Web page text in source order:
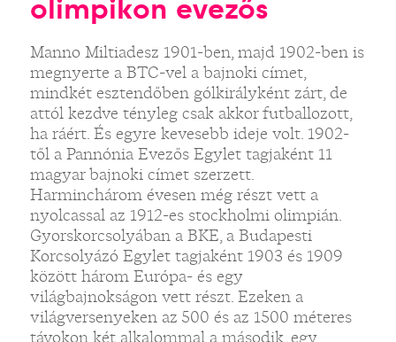
olimpikon evezős
Manno Miltiadesz 1901-ben, majd 1902-ben is
megnyerte a BTC-vel a bajnoki címet,
mindkét esztendőben gólkirályként zárt, de
attól kezdve tényleg csak akkor futballozott,
ha ráért. És egyre kevesebb ideje volt. 1902-
től a Pannónia Evezős Egylet tagjaként 11
magyar bajnoki címet szerzett.
Harminchárom évesen még részt vett a
nyolcassal az 1912-es stockholmi olimpián.
Gyorskorcsolyában a BKE, a Budapesti
Korcsolyázó Egylet tagjaként 1903 és 1909
között három Európa- és egy
világbajnokságon vett részt. Ezeken a
világversenyeken az 500 és az 1500 méteres
távokon két alkalommal a második, egy